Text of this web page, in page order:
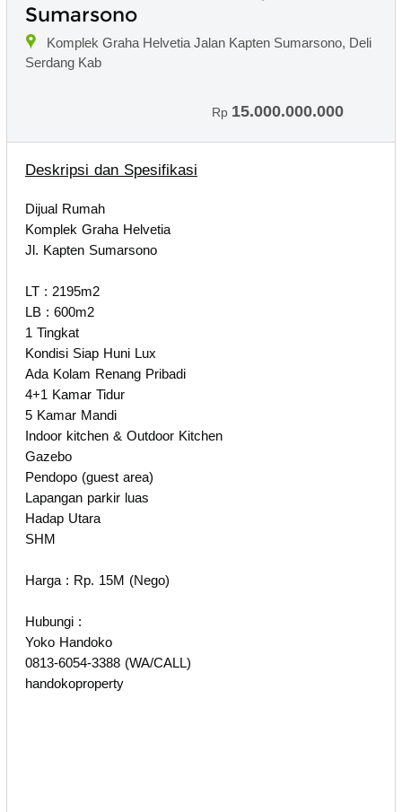
Sumarsono
Komplek Graha Helvetia Jalan Kapten Sumarsono, Deli
Serdang Kab
Rp 15.000.000.000
Deskripsi dan Spesifikasi
Dijual Rumah
Komplek Graha Helvetia
Jl. Kapten Sumarsono
LT : 2195m2
LB : 600m2
1 Tingkat
Kondisi Siap Huni Lux
Ada Kolam Renang Pribadi
4+1 Kamar Tidur
5 Kamar Mandi
Indoor kitchen & Outdoor Kitchen
Gazebo
Pendopo (guest area)
Lapangan parkir luas
Hadap Utara
SHM
Harga : Rp. 15M (Nego)
Hubungi :
Yoko Handoko
0813-6054-3388 (WA/CALL)
handokoproperty